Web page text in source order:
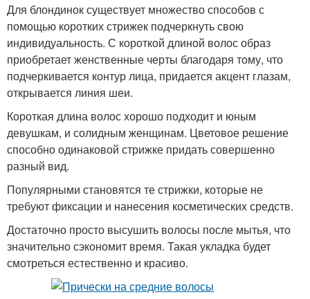
Для блондинок существует множество способов с
помощью коротких стрижек подчеркнуть свою
индивидуальность. С короткой длиной волос образ
приобретает женственные черты благодаря тому, что
подчеркивается контур лица, придается акцент глазам,
открывается линия шеи.
Короткая длина волос хорошо подходит и юным
девушкам, и солидным женщинам. Цветовое решение
способно одинаковой стрижке придать совершенно
разный вид.
Популярными становятся те стрижки, которые не
требуют фиксации и нанесения косметических средств.
Достаточно просто высушить волосы после мытья, что
значительно сэкономит время. Такая укладка будет
смотреться естественно и красиво.